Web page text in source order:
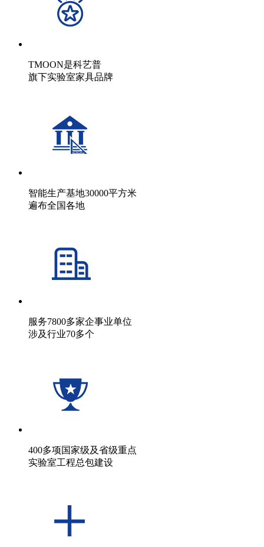
TMOON是科艺普
旗下实验室家具品牌
智能生产基地30000平方米
遍布全国各地
服务7800多家企事业单位
涉及行业70多个
400多项国家级及省级重点
实验室工程总包建设